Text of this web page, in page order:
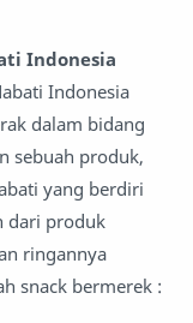
Indonesia
Indonesia
dalam bidang
sebuah produk,
yang berdiri
dari produk
ringannya
snack bermerek :